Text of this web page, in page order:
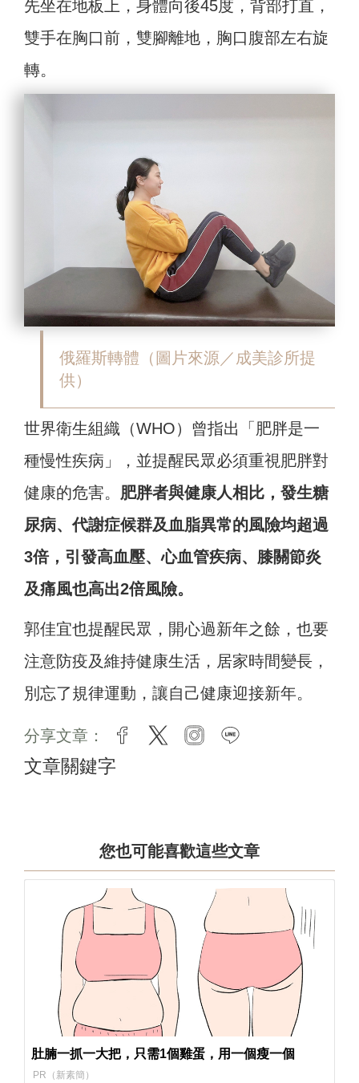
先坐在地板上，身體向後45度，背部打直，
雙手在胸口前，雙腳離地，胸口腹部左右旋
轉。
俄羅斯轉體 （圖片來源／成美診所提
供）
世界衛生組織（WHO）曾指出「肥胖是一
種慢性疾病」，並提醒民眾必須重視肥胖對
健康的危害。 肥胖者與健康人相比，發生糖
尿病、代謝症候群及血脂異常的風險均超過
3倍，引發高血壓、心血管疾病、膝關節炎
及痛風也高出2倍風險。
郭佳宜也提醒民眾，開心過新年之餘，也要
注意防疫及維持健康生活，居家時間變長，
別忘了規律運動，讓自己健康迎接新年。
分享文章： facebook
twitter instagram
文章關鍵字
您也可能喜歡這些文章
肚腩一抓一大把，只需1個雞蛋，用一個瘦一個
PR（新素簡）